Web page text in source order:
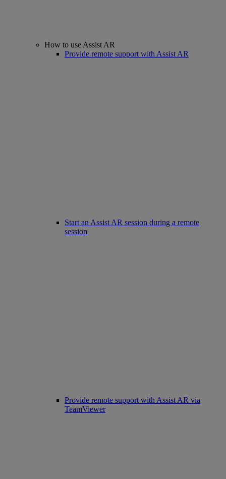
How to use Assist AR
Provide remote support with Assist AR
Start an Assist AR session during a remote
session
Provide remote support with Assist AR via
TeamViewer